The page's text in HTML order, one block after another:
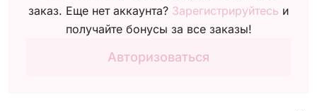
заказ. Еще нет аккаунта? Зарегистрируйтесь и
получайте бонусы за все заказы!
Авторизоваться